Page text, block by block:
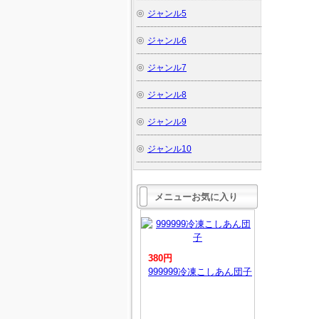
ジャンル5
ジャンル6
ジャンル7
ジャンル8
ジャンル9
ジャンル10
メニューお気に入り
380円
999999冷凍こしあん団子